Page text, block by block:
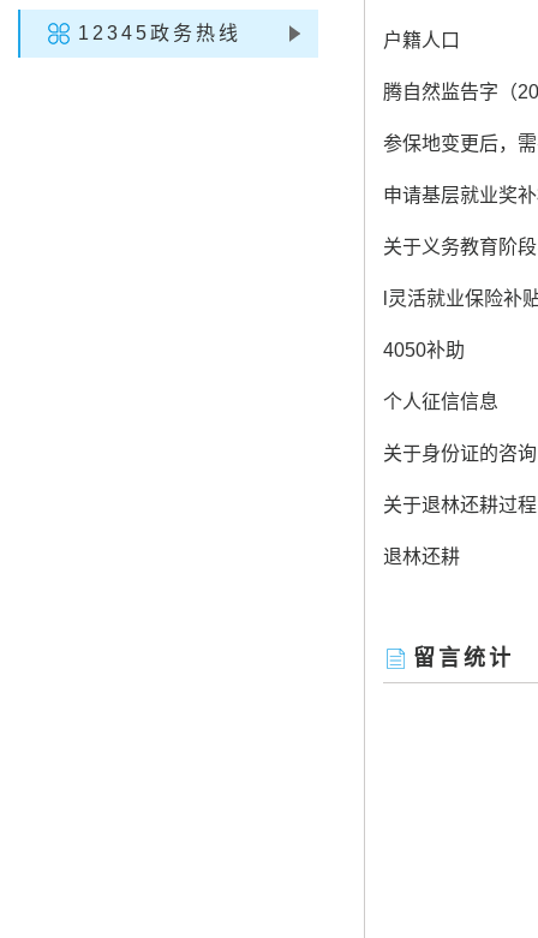
户籍人口
腾自然监告字（
参保地变更后，
申请基层就业奖
关于义务教育阶
l灵活就业保险补
4050补助
个人征信信息
关于身份证的咨询
关于退林还耕过
退林还耕
留言统计
12345政务热线